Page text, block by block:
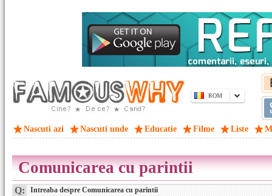
ROM
Nascuti azi Nascuti unde Educatie Filme Liste
Comunicarea cu parintii
Q: Intreaba despre Comunicarea cu parintii